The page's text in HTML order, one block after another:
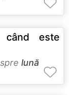
este
lună